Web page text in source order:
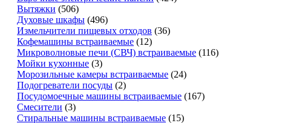
Вытяжки (506)
Духовые шкафы (496)
Измельчители пищевых отходов (36)
Кофемашины встраиваемые (12)
Микроволновые печи (СВЧ) встраиваемые (116)
Мойки кухонные (3)
Морозильные камеры встраиваемые (24)
Подогреватели посуды (2)
Посудомоечные машины встраиваемые (167)
Смесители (3)
Стиральные машины встраиваемые (15)